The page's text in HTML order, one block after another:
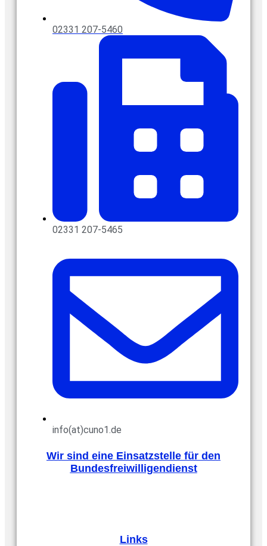
02331 207-5460
02331 207-5465
info(at)cuno1.de
Wir sind eine Einsatzstelle für den
Bundesfreiwilligendienst
Links